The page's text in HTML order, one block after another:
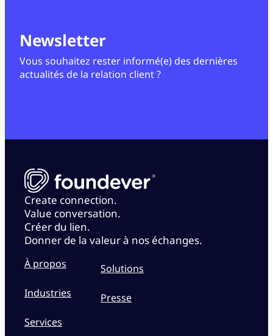
Newsletter
Vous souhaitez rester informé(e) des dernières
actualités de la relation client ?
Create connection.
Value conversation.
Créer du lien.
Donner de la valeur à nos échanges.
À propos
Industries
Services
Solutions
Presse